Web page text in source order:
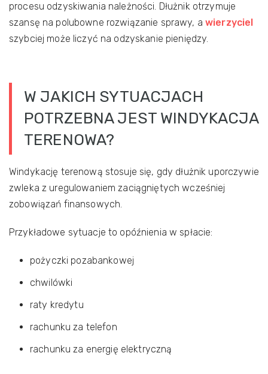
procesu odzyskiwania należności. Dłużnik otrzymuje
szansę na polubowne rozwiązanie sprawy, awierzyciel
szybciej może liczyć na odzyskanie pieniędzy.
W JAKICH SYTUACJACH
POTRZEBNA JEST WINDYKACJA
TERENOWA?
Windykację terenową stosuje się, gdy dłużnik uporczywie
zwleka z uregulowaniem zaciągniętych wcześniej
zobowiązań finansowych.
Przykładowe sytuacje to opóźnienia w spłacie:
pożyczki pozabankowej
chwilówki
raty kredytu
rachunku za telefon
rachunku za energię elektryczną